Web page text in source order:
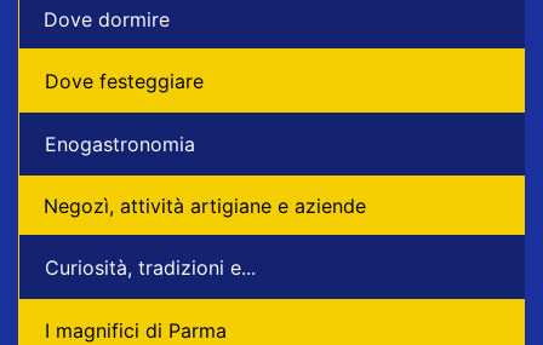
Dove dormire
Dove festeggiare
Enogastronomia
Negozì, attività artigiane e aziende
Curiosità, tradizioni e...
I magnifici di Parma